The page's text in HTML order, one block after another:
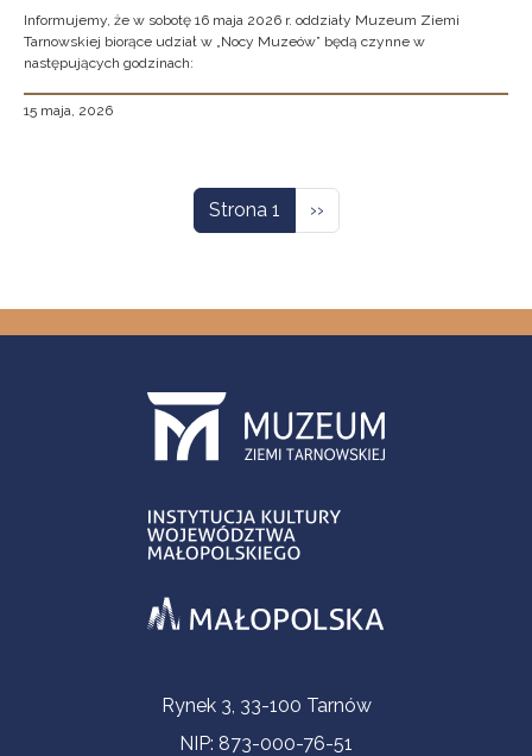
Informujemy, że w sobotę 16 maja 2026 r. oddziały Muzeum Ziemi
Tarnowskiej biorące udział w „Nocy Muzeów” będą czynne w
następujących godzinach:
15 maja, 2026
Strona 1 Następna strona
››
Informacje kontaktoweRynek 3, 33-100 Tarnów
NIP: 873-000-76-51